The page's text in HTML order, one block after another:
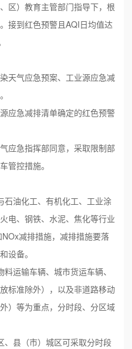
区）教育主管部门指导下，根
接到红色预警且AQI日均值达
天气应急预案、工业源应急减
应急减排清单确定的红色预警
应急指挥部同意，采取限制部
管控措施。
石油化工、有机化工、工业涂
电、钢铁、水泥、焦化等行业
NOx减排措施，减排措施要落
设备。
料运输车辆、城市货运车辆、
标准除外），以及非道路移动
）等为重点，分时段、分区域
、县（市）城区可采取分时段